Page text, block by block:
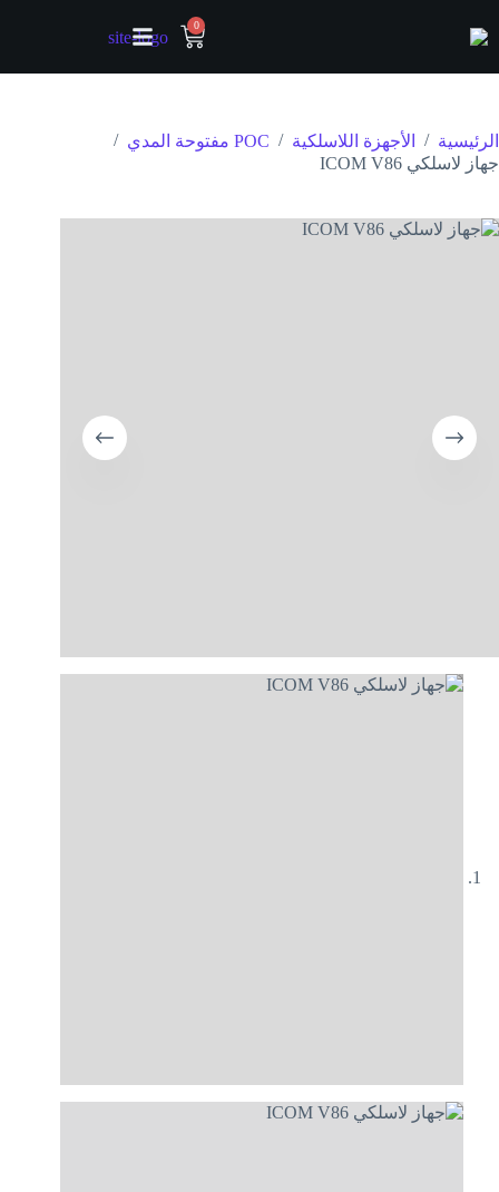
0
الرئيسية / الأجهزة اللاسلكية / POC مفتوحة المدي
/
جهاز لاسلكي ICOM V86